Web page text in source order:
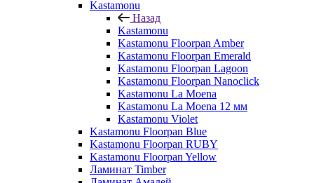
Kastamonu
Назад
Kastamonu
Kastamonu Floorpan Amber
Kastamonu Floorpan Emerald
Kastamonu Floorpan Lagoon
Kastamonu Floorpan Nanoclick
Kastamonu La Moena
Kastamonu La Moena 12 мм
Kastamonu Violet
Kastamonu Floorpan Blue
Kastamonu Floorpan RUBY
Kastamonu Floorpan Yellow
Ламинат Timber